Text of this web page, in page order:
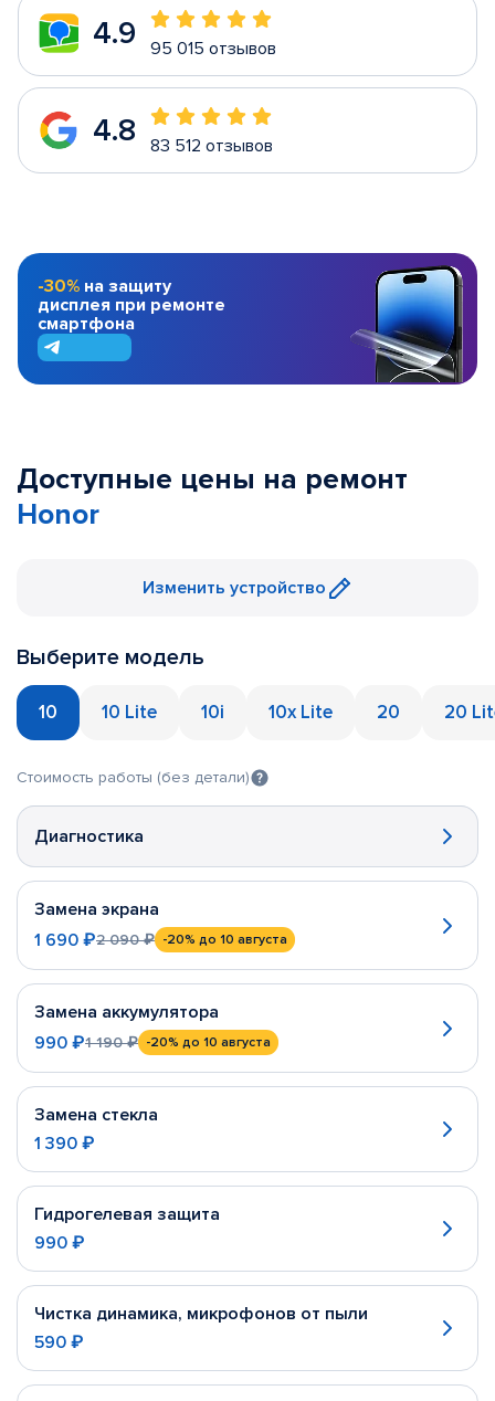
4.9 95 015 отзывов
4.8 83 512 отзывов
-30% на защиту
дисплея при ремонте
смартфона
Доступные цены на ремонт
Honor
Изменить устройство
Выберите модель
10 10 Lite 10i 10x Lite 20 20
Стоимость работы (без детали)
Диагностика
Замена экрана
1 690 ₽2 090 ₽ -20% до 10 августа
Замена аккумулятора
990 ₽1 190 ₽ -20% до 10 августа
Замена стекла
1 390 ₽
Гидрогелевая защита
990 ₽
Чистка динамика, микрофонов от пыли
590 ₽